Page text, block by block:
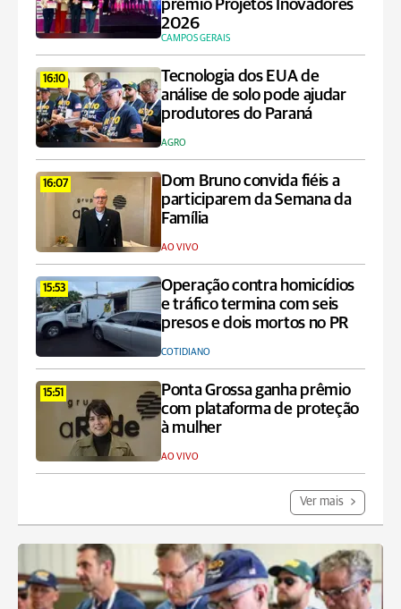
prêmio Projetos Inovadores
2026
CAMPOS GERAIS
16:10
Tecnologia dos EUA de
análise de solo pode ajudar
produtores do Paraná
AGRO
16:07
Dom Bruno convida fiéis a
participarem da Semana da
Família
AO VIVO
15:53
Operação contra homicídios
e tráfico termina com seis
presos e dois mortos no PR
COTIDIANO
15:51
Ponta Grossa ganha prêmio
com plataforma de proteção
à mulher
AO VIVO
Ver mais